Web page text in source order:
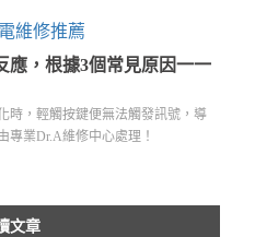
應，根據3個常見原因一一
時，輕觸按鍵便無法觸發訊號，導
專業Dr.A維修中心處理！
文章